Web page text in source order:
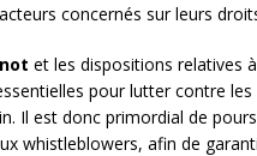
concernés sur leurs
et les dispositions relatives
pour lutter contre
Il est donc primordial de
whistleblowers, afin de